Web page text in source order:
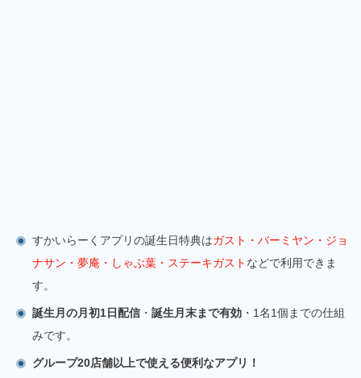
すかいらーくアプリの誕生日特典はガスト・バーミヤン・ジョ
ナサン・夢庵・しゃぶ葉・ステーキガスト などで利用できま
す。
誕生月の月初1日配信 ・ 誕生月末まで有効 ・1名1個までの仕組
みです。
グループ20店舗以上で使える便利なアプリ！